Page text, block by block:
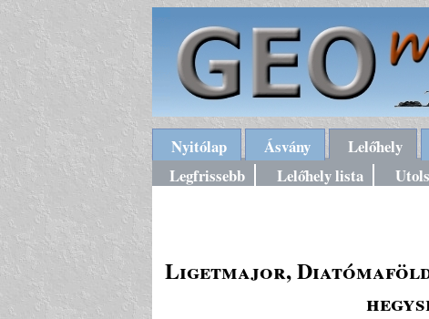
Nyitólap Ásvány Lelőhely
Legfrissebb
Lelőhely lista
Ligetmajor,